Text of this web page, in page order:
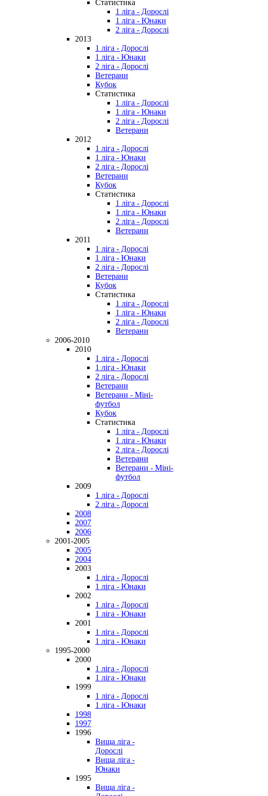
Статистика
1 ліга - Дорослі
1 ліга - Юнаки
2 ліга - Дорослі
2013
1 ліга - Дорослі
1 ліга - Юнаки
2 ліга - Дорослі
Ветерани
Кубок
Статистика
1 ліга - Дорослі
1 ліга - Юнаки
2 ліга - Дорослі
Ветерани
2012
1 ліга - Дорослі
1 ліга - Юнаки
2 ліга - Дорослі
Ветерани
Кубок
Статистика
1 ліга - Дорослі
1 ліга - Юнаки
2 ліга - Дорослі
Ветерани
2011
1 ліга - Дорослі
1 ліга - Юнаки
2 ліга - Дорослі
Ветерани
Кубок
Статистика
1 ліга - Дорослі
1 ліга - Юнаки
2 ліга - Дорослі
Ветерани
2006-2010
2010
1 ліга - Дорослі
1 ліга - Юнаки
2 ліга - Дорослі
Ветерани
Ветерани - Міні-
футбол
Кубок
Статистика
1 ліга - Дорослі
1 ліга - Юнаки
2 ліга - Дорослі
Ветерани
Ветерани - Міні-
футбол
2009
1 ліга - Дорослі
2 ліга - Дорослі
2008
2007
2006
2001-2005
2005
2004
2003
1 ліга - Дорослі
1 ліга - Юнаки
2002
1 ліга - Дорослі
1 ліга - Юнаки
2001
1 ліга - Дорослі
1 ліга - Юнаки
1995-2000
2000
1 ліга - Дорослі
1 ліга - Юнаки
1999
1 ліга - Дорослі
1 ліга - Юнаки
1998
1997
1996
Вища ліга -
Дорослі
Вища ліга -
Юнаки
1995
Вища ліга -